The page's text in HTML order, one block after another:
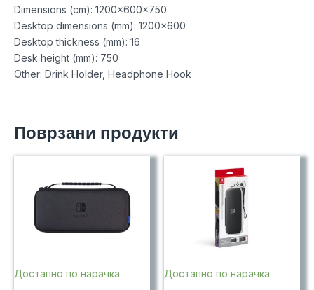
Dimensions (cm): 1200x600x750
Desktop dimensions (mm): 1200×600
Desktop thickness (mm): 16
Desk height (mm): 750
Other: Drink Holder, Headphone Hook
Поврзани продукти
Достапно по нарачка Достапно по нарачка